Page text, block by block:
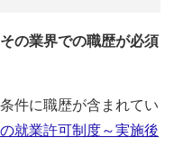
その業界での職歴が必須
件に職歴が含まれてい
就業許可制度～実施後